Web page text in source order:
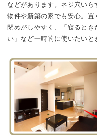
などがあります。ネジ穴い
物件や新築の家でも安心。
閉めがしやすく、「寝ると
い」など一時的に使いたいと